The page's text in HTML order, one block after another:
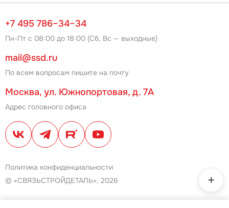
+7 495 786–34–34
Пн-Пт с 08:00 до 18:00 (Сб, Вс — выходные)
mail@ssd.ru
По всем вопросам пишите на почту
Москва, ул. Южнопортовая, д. 7А
Адрес головного офиса
Политика конфиденциальности
© «СВЯЗЬСТРОЙДЕТАЛЬ», 2026